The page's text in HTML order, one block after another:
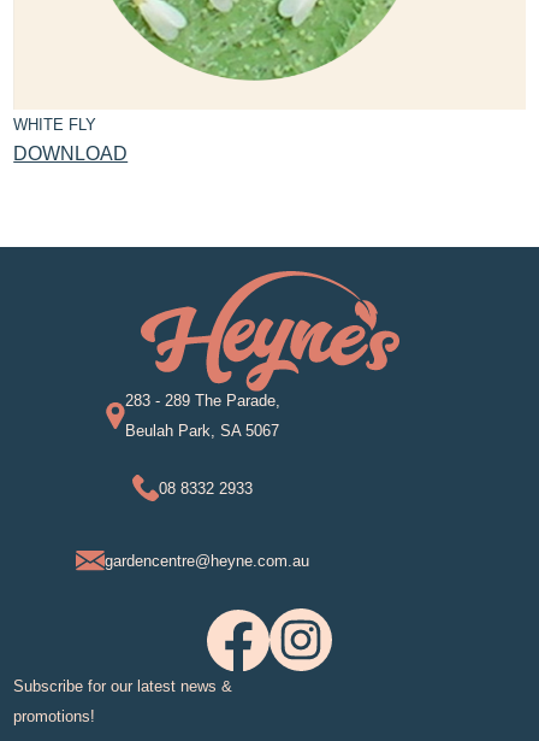
WHITE FLY
DOWNLOAD
283 - 289 The Parade,
Beulah Park, SA 5067
08 8332 2933
gardencentre@heyne.com.au
Subscribe for our latest news &
promotions!